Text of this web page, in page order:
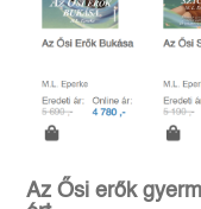
Az Ősi erők